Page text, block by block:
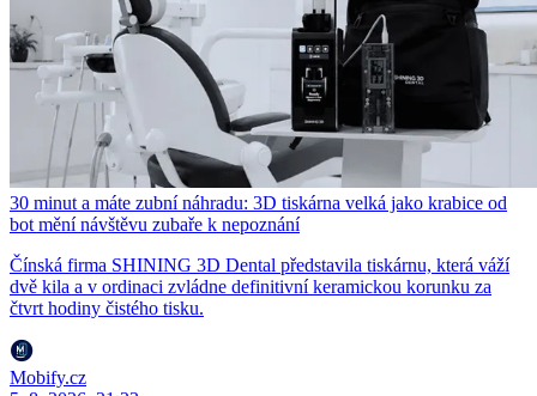
30 minut a máte zubní náhradu: 3D tiskárna velká jako krabice od
bot mění návštěvu zubaře k nepoznání
Čínská firma SHINING 3D Dental představila tiskárnu, která váží
dvě kila a v ordinaci zvládne definitivní keramickou korunku za
čtvrt hodiny čistého tisku.
Mobify.cz